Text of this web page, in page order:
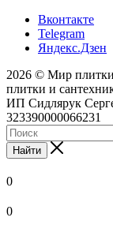
Вконтакте
Telegram
Яндекс.Дзен
2026 © Мир плитки
плитки и
ИП Сидлярук
323390000066231
Найти
0
0